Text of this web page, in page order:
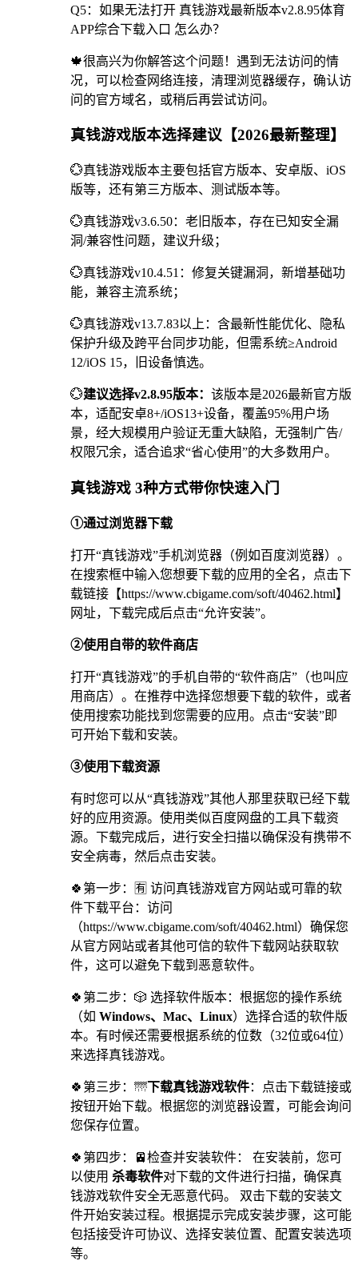
Q5：如果无法打开 真钱游戏最新版本v2.8.95体育
APP综合下载入口 怎么办？
🍁很高兴为你解答这个问题！遇到无法访问的情
况，可以检查网络连接，清理浏览器缓存，确认访
问的官方域名，或稍后再尝试访问。
真钱游戏版本选择建议【2026最新整理】
💮真钱游戏版本主要包括官方版本、安卓版、iOS
版等，还有第三方版本、测试版本等。
💮真钱游戏v3.6.50：老旧版本，存在已知安全漏
洞/兼容性问题，建议升级；
💮真钱游戏v10.4.51：修复关键漏洞，新增基础功
能，兼容主流系统；
💮真钱游戏v13.7.83以上：含最新性能优化、隐私
保护升级及跨平台同步功能，但需系统≥Android
12/iOS 15，旧设备慎选。
💮建议选择v2.8.95版本： 该版本是2026最新官方版
本，适配安卓8+/iOS13+设备，覆盖95%用户场
景，经大规模用户验证无重大缺陷，无强制广告/
权限冗余，适合追求“省心使用”的大多数用户。
真钱游戏 3种方式带你快速入门
①通过浏览器下载
打开“真钱游戏”手机浏览器（例如百度浏览器）。
在搜索框中输入您想要下载的应用的全名，点击下
载链接【https://www.cbigame.com/soft/40462.html】
网址，下载完成后点击“允许安装”。
②使用自带的软件商店
打开“真钱游戏”的手机自带的“软件商店”（也叫应
用商店）。在推荐中选择您想要下载的软件，或者
使用搜索功能找到您需要的应用。点击“安装”即
可开始下载和安装。
③使用下载资源
有时您可以从“真钱游戏”其他人那里获取已经下载
好的应用资源。使用类似百度网盘的工具下载资
源。下载完成后，进行安全扫描以确保没有携带不
安全病毒，然后点击安装。
🍀第一步：🈶 访问真钱游戏官方网站或可靠的软
件下载平台：访问
（https://www.cbigame.com/soft/40462.html）确保您
从官方网站或者其他可信的软件下载网站获取软
件，这可以避免下载到恶意软件。
🍀第二步：🎲 选择软件版本：根据您的操作系统
（如 Windows、Mac、Linux）选择合适的软件版
本。有时候还需要根据系统的位数（32位或64位）
来选择真钱游戏。
🍀第三步：🌁下载真钱游戏软件：点击下载链接或
按钮开始下载。根据您的浏览器设置，可能会询问
您保存位置。
🍀第四步：🚈检查并安装软件： 在安装前，您可
以使用 杀毒软件对下载的文件进行扫描，确保真
钱游戏软件安全无恶意代码。 双击下载的安装文
件开始安装过程。根据提示完成安装步骤，这可能
包括接受许可协议、选择安装位置、配置安装选项
等。